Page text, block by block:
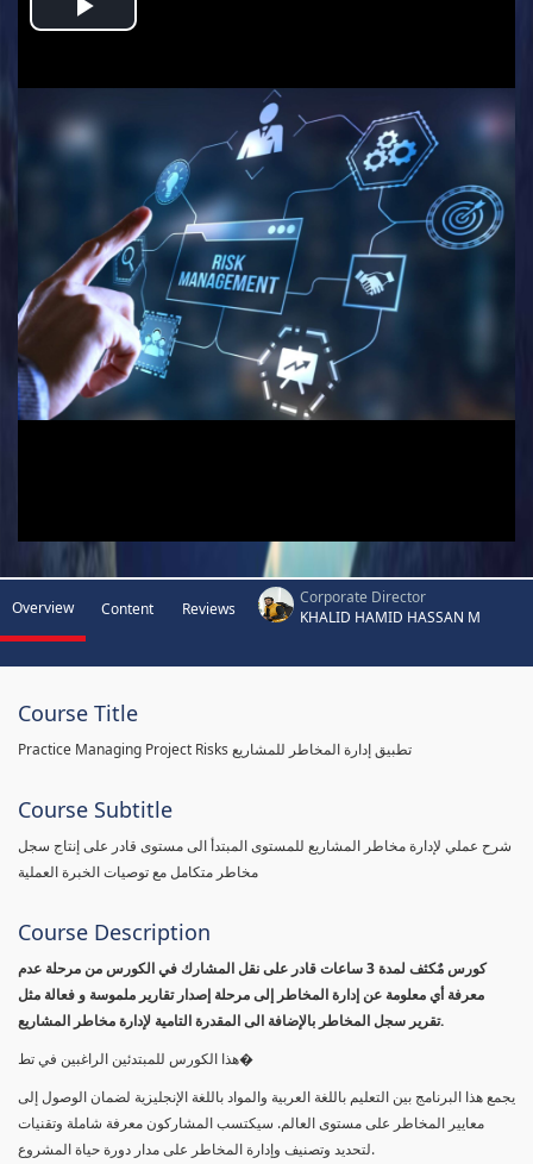
Play
Video
Overview Content Reviews
Corporate Director
KHALID HAMID HASSAN M
Course Title
Practice Managing Project Risks تطبيق إدارة المخاطر للمشاريع
Course Subtitle
شرح عملي لإدارة مخاطر المشاريع للمستوى المبتدأ الى مستوى قادر على إنتاج سجل
مخاطر متكامل مع توصيات الخبرة العملية
Course Description
كورس مٌكثف لمدة 3 ساعات قادر على نقل المشارك في الكورس من مرحلة عدم
معرفة أي معلومة عن إدارة المخاطر إلى مرحلة إصدار تقارير ملموسة و فعالة مثل
تقرير سجل المخاطر بالإضافة الى المقدرة التامية لإدارة مخاطر المشاريع.
هذا الكورس للمبتدئين الراغبين في تط�
يجمع هذا البرنامج بين التعليم باللغة العربية والمواد باللغة الإنجليزية لضمان الوصول إلى
معايير المخاطر على مستوى العالم. سيكتسب المشاركون معرفة شاملة وتقنيات
لتحديد وتصنيف وإدارة المخاطر على مدار دورة حياة المشروع.